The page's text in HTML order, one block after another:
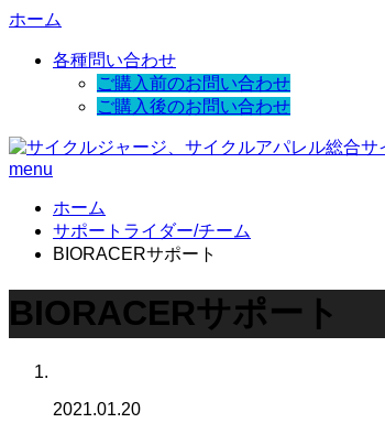
ホーム
各種問い合わせ
ご購入前のお問い合わせ
ご購入後のお問い合わせ
menu
ホーム
サポートライダー/チーム
BIORACERサポート
BIORACERサポート
2021.01.20